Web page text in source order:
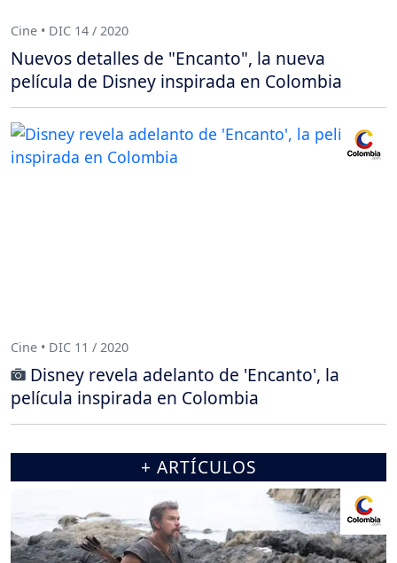
Cine • DIC 14 / 2020
Nuevos detalles de "Encanto", la nueva
película de Disney inspirada en Colombia
Cine • DIC 11 / 2020
Disney revela adelanto de 'Encanto', la
película inspirada en Colombia
+ ARTÍCULOS